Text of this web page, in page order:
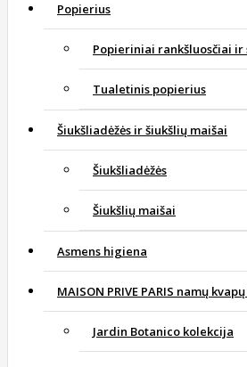
Popierius
Popieriniai rankšluosčiai ir
Tualetinis popierius
Šiukšliadėžės ir šiukšlių maišai
Šiukšliadėžės
Šiukšlių maišai
Asmens higiena
MAISON PRIVE PARIS namų
Jardin Botanico kolekcija